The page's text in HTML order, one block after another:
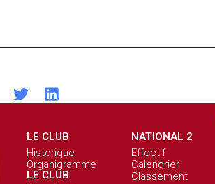
LE CLUB
Historique
Organigramme
LE CLUB
NATIONAL 2
Effectif
Calendrier
Classement